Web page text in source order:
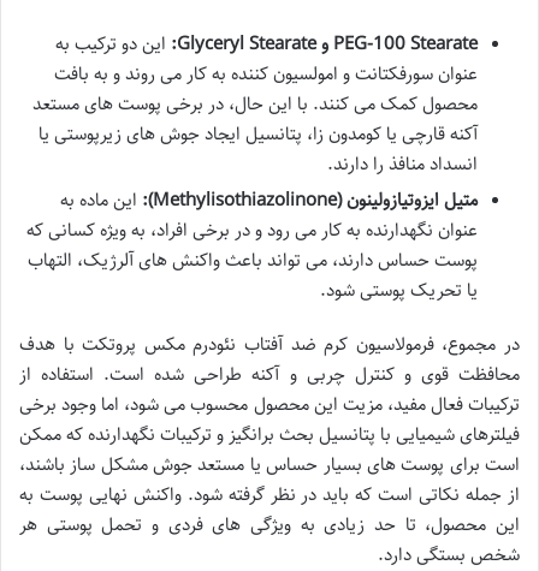
PEG-100 Stearate و Glyceryl Stearate:
این دو ترکیب به
عنوان سورفکتانت و امولسیون کننده به کار می روند و به بافت
محصول کمک می کنند. با این حال، در برخی پوست های مستعد
آکنه قارچی یا کومدون زا، پتانسیل ایجاد جوش های زیرپوستی یا
انسداد منافذ را دارند.
متیل ایزوتیازولینون (Methylisothiazolinone):
این ماده به
عنوان نگهدارنده به کار می رود و در برخی افراد، به ویژه کسانی که
پوست حساس دارند، می تواند باعث واکنش های آلرژیک، التهاب
یا تحریک پوستی شود.
در مجموع، فرمولاسیون کرم ضد آفتاب نئودرم مکس پروتکت با هدف
محافظت قوی و کنترل چربی و آکنه طراحی شده است. استفاده از
ترکیبات فعال مفید، مزیت این محصول محسوب می شود، اما وجود برخی
فیلترهای شیمیایی با پتانسیل بحث برانگیز و ترکیبات نگهدارنده که ممکن
است برای پوست های بسیار حساس یا مستعد جوش مشکل ساز باشند،
از جمله نکاتی است که باید در نظر گرفته شود. واکنش نهایی پوست به
این محصول، تا حد زیادی به ویژگی های فردی و تحمل پوستی هر
شخص بستگی دارد.